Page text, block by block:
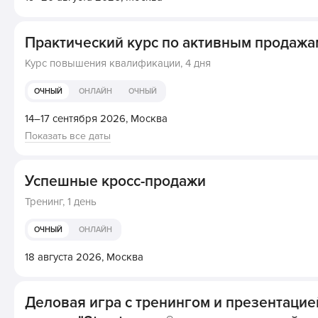
Практический курс по активным
Курс повышения квалификации,4 дня
ОЧНЫЙ ОНЛАЙН ОЧНЫЙ
14–17 сентября 2026, Москва
Показать все даты
Успешные кросс-продажи
Тренинг,1 день
ОЧНЫЙ ОНЛАЙН
18 августа 2026, Москва
Деловая игра с тренингом и